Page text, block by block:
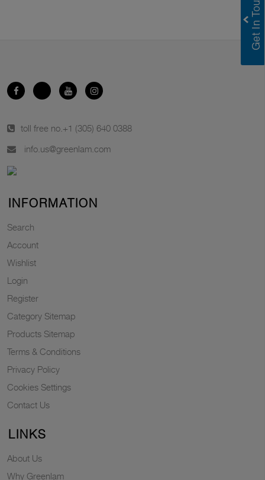
toll free no. +1 (305) 640 0388
info.us@greenlam.com
INFORMATION
Search
Account
Wishlist
Login
Register
Category Sitemap
Products Sitemap
Terms & Conditions
Privacy Policy
Cookies Settings
Contact Us
LINKS
About Us
Why Greenlam